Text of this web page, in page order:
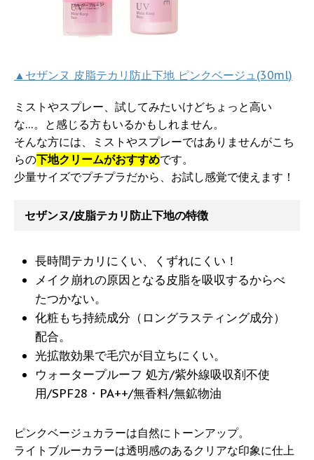
▲セザンヌ 皮脂テカリ防止下地 ピンクベージュ(30ml)
ミストやスプレー、試してみたいけどちょっと高い
な…。と感じる方もいるかもしれません。
そんな方には、ミストやスプレーではありませんがこち
らの下地クリームがおすすめです。
少量サイズでプチプラだから、お試し感覚で使えます！
セザンヌ/皮脂テカリ防止下地の特徴
長時間テカリにくい、くずれにくい！
メイク崩れの原因となる皮脂を吸収するからべ
たつかない。
化粧もち持続成分（ロングラスティング成分）
配合。
光拡散効果で毛穴が目立ちにくい。
ウォータープルーフ 処方/紫外線吸収剤不使
用/SPF28・PA++/無香料/無鉱物油
ピンクベージュカラーは自然にトーンアップ。
ライトブルーカラーは透明感のあるクリアな印象に仕上